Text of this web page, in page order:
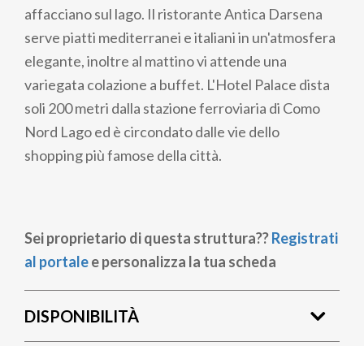
affacciano sul lago. Il ristorante Antica Darsena
serve piatti mediterranei e italiani in un'atmosfera
elegante, inoltre al mattino vi attende una
variegata colazione a buffet. L'Hotel Palace dista
soli 200 metri dalla stazione ferroviaria di Como
Nord Lago ed è circondato dalle vie dello
shopping più famose della città.
Sei proprietario di questa struttura??Registrati
al portalee personalizza la tua scheda
DISPONIBILITÀ